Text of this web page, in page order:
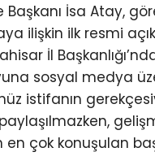
Başkanı İsa Atay,
ilişkin ilk resmi
İl
sosyal medya
istifanın
çok konuşulan